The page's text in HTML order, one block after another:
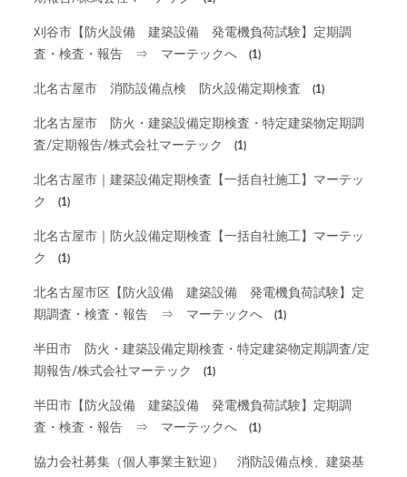
刈谷市【防火設備 建築設備 発電機負荷試験】定期調
査・検査・報告 ⇒ マーテックへ
(1)
北名古屋市 消防設備点検 防火設備定期検査 (1)
北名古屋市 防火・建築設備定期検査・特定建築物定期調
査/定期報告/株式会社マーテック
(1)
北名古屋市｜建築設備定期検査【一括自社施工】マーテッ
ク
(1)
北名古屋市｜防火設備定期検査【一括自社施工】マーテッ
ク
(1)
北名古屋市区【防火設備 建築設備 発電機負荷試験】定
期調査・検査・報告 ⇒ マーテックへ
(1)
半田市 防火・建築設備定期検査・特定建築物定期調査/定
期報告/株式会社マーテック
(1)
半田市【防火設備 建築設備 発電機負荷試験】定期調
査・検査・報告 ⇒ マーテックへ
(1)
協力会社募集（個人事業主歓迎） 消防設備点検、建築基